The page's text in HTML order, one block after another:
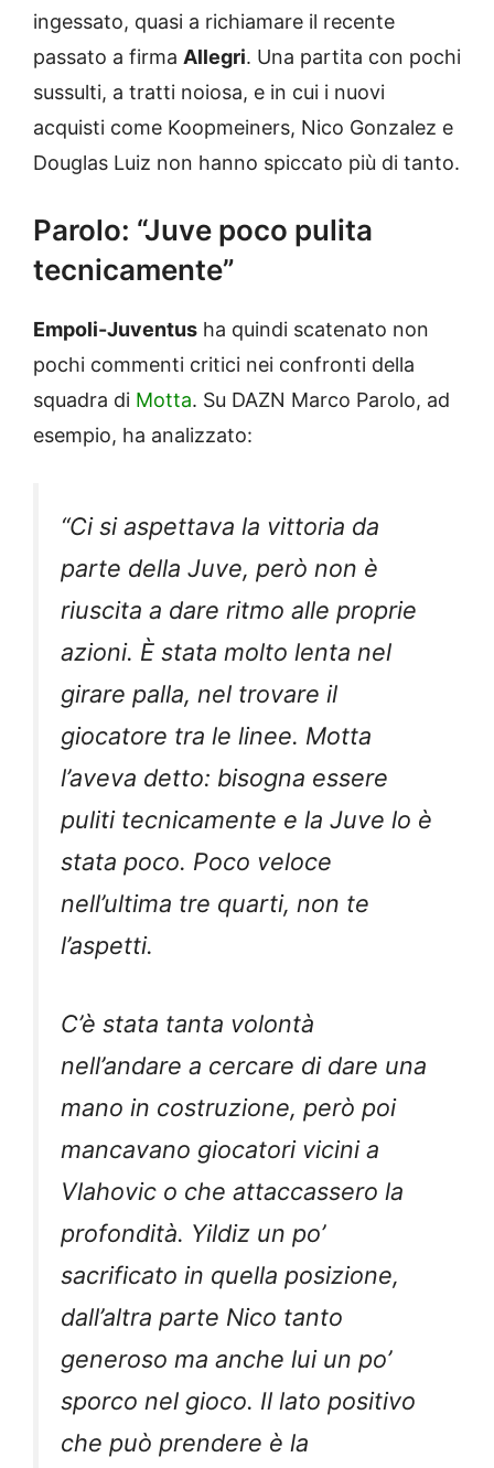
ingessato, quasi a richiamare il recente
passato a firma Allegri. Una partita con pochi
sussulti, a tratti noiosa, e in cui i nuovi
acquisti come Koopmeiners, Nico Gonzalez e
Douglas Luiz non hanno spiccato più di tanto.
Parolo: “Juve poco pulita
tecnicamente”
Empoli-Juventus ha quindi scatenato non
pochi commenti critici nei confronti della
squadra di Motta. Su DAZN Marco Parolo, ad
esempio, ha analizzato:
“Ci si aspettava la vittoria da
parte della Juve, però non è
riuscita a dare ritmo alle proprie
azioni. È stata molto lenta nel
girare palla, nel trovare il
giocatore tra le linee. Motta
l’aveva detto: bisogna essere
puliti tecnicamente e la Juve lo è
stata poco. Poco veloce
nell’ultima tre quarti, non te
l’aspetti.
C’è stata tanta volontà
nell’andare a cercare di dare una
mano in costruzione, però poi
mancavano giocatori vicini a
Vlahovic o che attaccassero la
profondità. Yildiz un po’
sacrificato in quella posizione,
dall’altra parte Nico tanto
generoso ma anche lui un po’
sporco nel gioco. Il lato positivo
che può prendere è la